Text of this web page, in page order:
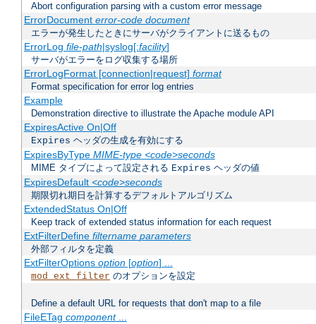
Abort configuration parsing with a custom error message
ErrorDocument error-code document
エラーが発生したときにサーバがクライアントに送るもの
ErrorLog file-path|syslog[:facility]
サーバがエラーをログ収集する場所
ErrorLogFormat [connection|request] format
Format specification for error log entries
Example
Demonstration directive to illustrate the Apache module API
ExpiresActive On|Off
Expires ヘッダの生成を有効にする
ExpiresByType MIME-type <code>seconds
MIME タイプによって設定される Expires ヘッダの値
ExpiresDefault <code>seconds
期限切れ期日を計算するデフォルトアルゴリズム
ExtendedStatus On|Off
Keep track of extended status information for each request
ExtFilterDefine filtername parameters
外部フィルタを定義
ExtFilterOptions option[option] ...
mod_ext_filter のオプションを設定
Define a default URL for requests that don't map to a file
FileETag component...